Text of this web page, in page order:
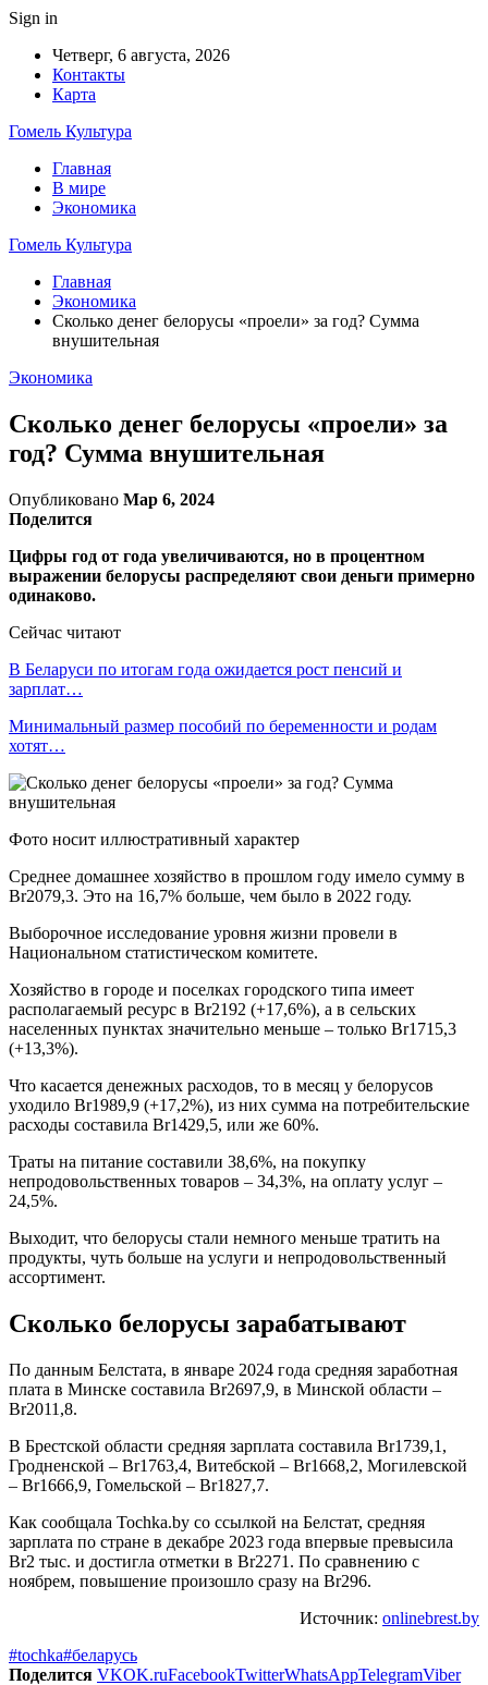
Sign in
Четверг, 6 августа, 2026
Контакты
Карта
Гомель Культура
Главная
В мире
Экономика
Гомель Культура
Главная
Экономика
Сколько денег белорусы «проели» за год? Сумма
внушительная
Экономика
Сколько денег белорусы «проели» за
год? Сумма внушительная
Опубликовано Мар 6, 2024
Поделится
Цифры год от года увеличиваются, но в процентном
выражении белорусы распределяют свои деньги примерно
одинаково.
Сейчас читают
В Беларуси по итогам года ожидается рост пенсий и
зарплат…
Минимальный размер пособий по беременности и родам
хотят…
Фото носит иллюстративный характер
Среднее домашнее хозяйство в прошлом году имело сумму в
Br2079,3. Это на 16,7% больше, чем было в 2022 году.
Выборочное исследование уровня жизни провели в
Национальном статистическом комитете.
Хозяйство в городе и поселках городского типа имеет
располагаемый ресурс в Br2192 (+17,6%), а в сельских
населенных пунктах значительно меньше – только Br1715,3
(+13,3%).
Что касается денежных расходов, то в месяц у белорусов
уходило Br1989,9 (+17,2%), из них сумма на потребительские
расходы составила Br1429,5, или же 60%.
Траты на питание составили 38,6%, на покупку
непродовольственных товаров – 34,3%, на оплату услуг –
24,5%.
Выходит, что белорусы стали немного меньше тратить на
продукты, чуть больше на услуги и непродовольственный
ассортимент.
Сколько белорусы зарабатывают
По данным Белстата, в январе 2024 года средняя заработная
плата в Минске составила Br2697,9, в Минской области –
Br2011,8.
В Брестской области средняя зарплата составила Br1739,1,
Гродненской – Br1763,4, Витебской – Br1668,2, Могилевской
– Br1666,9, Гомельской – Br1827,7.
Как сообщала Tochka.by со ссылкой на Белстат, средняя
зарплата по стране в декабре 2023 года впервые превысила
Br2 тыс. и достигла отметки в Br2271. По сравнению с
ноябрем, повышение произошло сразу на Br296.
Источник: onlinebrest.by
#tochka#беларусь
Поделится VKOK.ruFacebookTwitterWhatsAppTelegramViber